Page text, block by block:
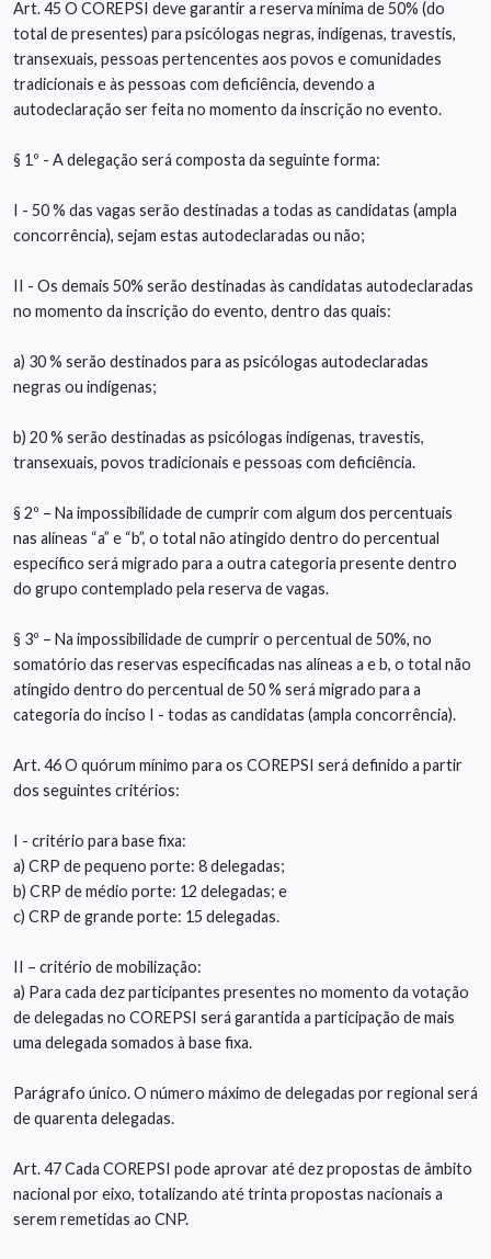
Art. 45 O COREPSI deve garantir a reserva mínima de 50% (do
total de presentes) para psicólogas negras, indígenas, travestis,
transexuais, pessoas pertencentes aos povos e comunidades
tradicionais e às pessoas com deficiência, devendo a
autodeclaração ser feita no momento da inscrição no evento.
§ 1º - A delegação será composta da seguinte forma:
I - 50 % das vagas serão destinadas a todas as candidatas (ampla
concorrência), sejam estas autodeclaradas ou não;
II - Os demais 50% serão destinadas às candidatas autodeclaradas
no momento da inscrição do evento, dentro das quais:
a) 30 % serão destinados para as psicólogas autodeclaradas
negras ou indígenas;
b) 20 % serão destinadas as psicólogas indígenas, travestis,
transexuais, povos tradicionais e pessoas com deficiência.
§ 2º – Na impossibilidade de cumprir com algum dos percentuais
nas alíneas “a” e “b”, o total não atingido dentro do percentual
específico será migrado para a outra categoria presente dentro
do grupo contemplado pela reserva de vagas.
§ 3º – Na impossibilidade de cumprir o percentual de 50%, no
somatório das reservas especificadas nas alíneas a e b, o total não
atingido dentro do percentual de 50 % será migrado para a
categoria do inciso I - todas as candidatas (ampla concorrência).
Art. 46 O quórum mínimo para os COREPSI será definido a partir
dos seguintes critérios:
I - critério para base fixa:
a) CRP de pequeno porte: 8 delegadas;
b) CRP de médio porte: 12 delegadas; e
c) CRP de grande porte: 15 delegadas.
II – critério de mobilização:
a) Para cada dez participantes presentes no momento da votação
de delegadas no COREPSI será garantida a participação de mais
uma delegada somados à base fixa.
Parágrafo único. O número máximo de delegadas por regional será
de quarenta delegadas.
Art. 47 Cada COREPSI pode aprovar até dez propostas de âmbito
nacional por eixo, totalizando até trinta propostas nacionais a
serem remetidas ao CNP.